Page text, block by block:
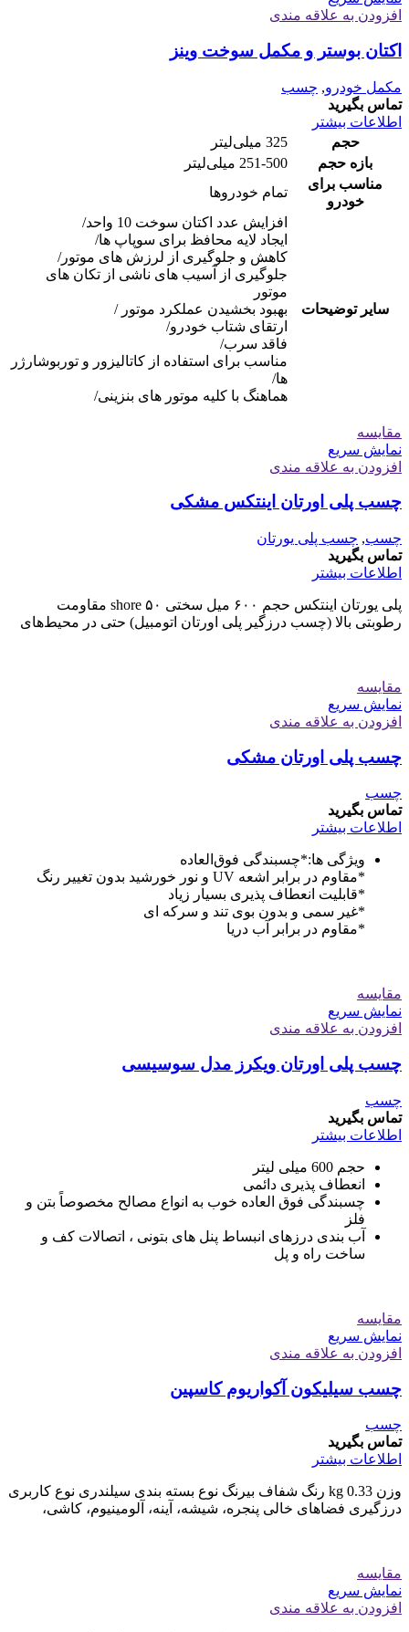
افزودن به علاقه مندی
اکتان بوستر و مکمل سوخت وینز
مکمل خودرو, چسب
تماس بگیرید
اطلاعات بیشتر
حجم
325 میلی‌لیتر
بازه حجم
251-500 میلی‌لیتر
مناسب برای
خودرو
تمام خودروها
سایر توضیحات
افزایش عدد اکتان سوخت 10 واحد/
ایجاد لایه محافظ برای سوپاپ ها/
کاهش و جلوگیری از لرزش های موتور/
جلوگیری از آسیب های ناشی از تکان های
موتور
بهبود بخشیدن عملکرد موتور /
ارتقای شتاب خودرو/
فاقد سرب/
مناسب برای استفاده از کاتالیزور و توربوشارژر
ها/
هماهنگ با کلیه موتور های بنزینی/
مقايسه
نمایش سریع
افزودن به علاقه مندی
چسب پلی اورتان اینتکس مشکی
چسب, چسب پلی یورتان
تماس بگیرید
اطلاعات بیشتر
پلی یورتان اینتکس حجم ۶۰۰ میل سختی ۵۰ shore مقاومت
رطوبتی بالا (چسب درزگیر پلی اورتان اتومبیل) حتی در محیط‌های
مقايسه
نمایش سریع
افزودن به علاقه مندی
چسب پلی اورتان مشکی
چسب
تماس بگیرید
اطلاعات بیشتر
ویژگی ها:*چسبندگی فوق‌العاده
*مقاوم در برابر اشعه UV و نور خورشید بدون تغییر رنگ
*قابلیت انعطاف پذیری بسیار زیاد
*غیر سمی و بدون بوی تند و سرکه ای
*مقاوم در برابر آب دریا
مقايسه
نمایش سریع
افزودن به علاقه مندی
چسب پلی اورتان ویکرز مدل سوسیسی
چسب
تماس بگیرید
اطلاعات بیشتر
حجم 600 میلی لیتر
انعطاف پذیری دائمی
چسبندگی فوق العاده خوب به انواع مصالح مخصوصاً بتن و
فلز
آب بندی درزهای انبساط پنل های بتونی ، اتصالات کف و
ساخت راه و پل
مقايسه
نمایش سریع
افزودن به علاقه مندی
چسب سیلیکون آکواریوم کاسپین
چسب
تماس بگیرید
اطلاعات بیشتر
وزن 0.33 kg رنگ شفاف بیرنگ نوع بسته بندی سیلندری نوع کاربری
درزگیری فضاهای خالی پنجره، شیشه، آینه، آلومینیوم، کاشی،
مقايسه
نمایش سریع
افزودن به علاقه مندی